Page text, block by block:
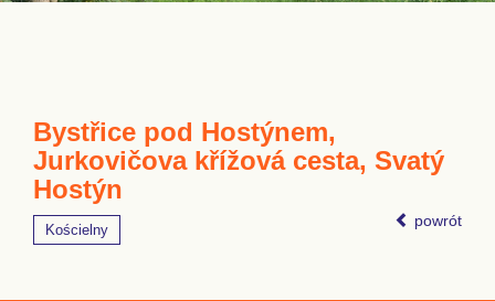
Bystřice pod Hostýnem,
Jurkovičova křížová cesta, Svatý
Hostýn
powrót
Kościelny